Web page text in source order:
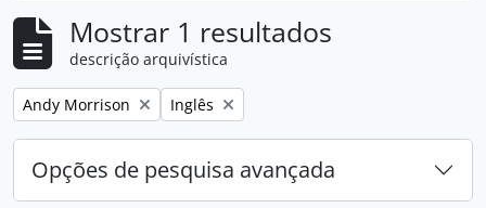
Mostrar 1 resultados
descrição arquivística
Remove filter:
Andy Morrison Remove filter:
Inglês
Opções de pesquisa avançada